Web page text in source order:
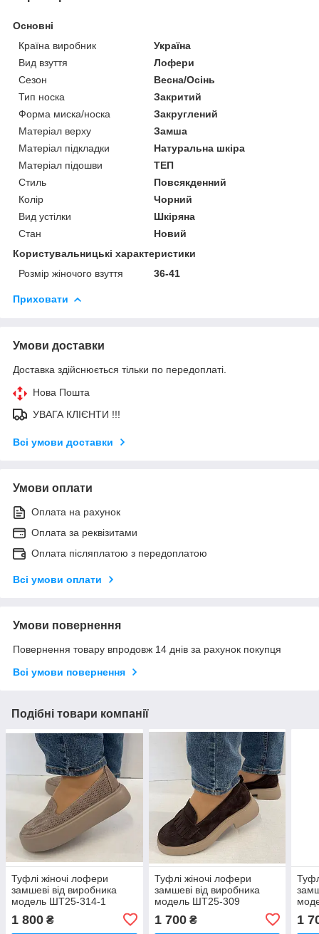
Основні
Країна виробник
Україна
Вид взуття
Лофери
Сезон
Весна/Осінь
Тип носка
Закритий
Форма миска/носка
Закруглений
Матеріал верху
Замша
Матеріал підкладки
Натуральна шкіра
Матеріал підошви
ТЕП
Стиль
Повсякденний
Колір
Чорний
Вид устілки
Шкіряна
Стан
Новий
Користувальницькі характеристики
Розмір жіночого взуття
36-41
Приховати
Умови доставки
Доставка здійснюється тільки по передоплаті.
Нова Пошта
УВАГА КЛІЄНТИ !!!
Всі умови доставки
Умови оплати
Оплата на рахунок
Оплата за реквізитами
Оплата післяплатою з передоплатою
Всі умови оплати
Умови повернення
Повернення товару впродовж 14 днів за рахунок покупця
Всі умови повернення
Подібні товари компанії
Туфлі жіночі лофери
замшеві від виробника
модель ШТ25-314-1
1 800 ₴
Туфлі жіночі лофери
замшеві від виробника
модель ШТ25-309
1 700₴ 1